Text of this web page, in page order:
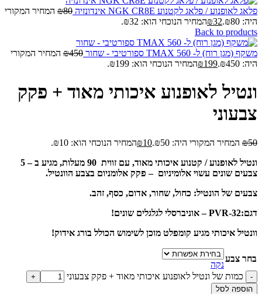
פלאג לאופנוע / פלאג לקטנוע NGK CR8E אינדונזיה ₪80
המחיר המקורי
היה: ₪80.
₪32
המחיר הנוכחי הוא: ₪32.
Back to products
משקף (מגן רוח) ל- TMAX 560 ספורטיבי - שחור ₪450
המחיר המקורי
היה: ₪450.
₪199 המחיר הנוכחי הוא: ₪199.
ונטיל לאופנוע איכותי מאוד + פקק
צבעוני
₪50 המחיר המקורי היה: ₪50. ₪10
המחיר הנוכחי הוא: ₪10.
ונטיל לאופנוע / קטנוע איכותי מאוד, עם זווית 90 מעלות, מגיע ב – 5
צבעים שונים עשוי אלומיניום – פקק אלומניום בצבע הוונטיל.
צבעים של הונטיל: כחול, שחור, אדום, כסף, זהב.
דגם:PVR-32 – אוניברסלי לגלגלים שונים!
וונטיל איכותי מגיע קומפלט מוכן לשימוש הכולל בורג אידוק!
בחר צבע
נקה
כמות של ונטיל לאופנוע איכותי מאוד + פקק צבעוני
הוספה לסל